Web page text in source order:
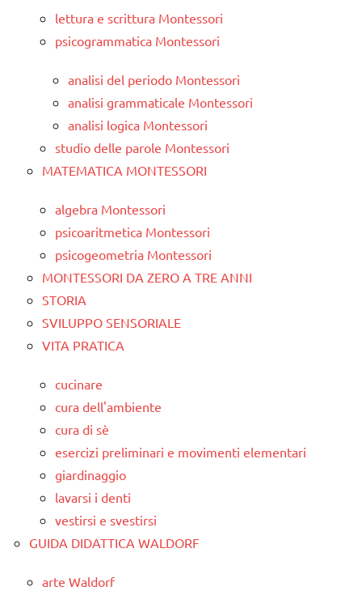
lettura e scrittura Montessori
psicogrammatica Montessori
analisi del periodo Montessori
analisi grammaticale Montessori
analisi logica Montessori
studio delle parole Montessori
MATEMATICA MONTESSORI
algebra Montessori
psicoaritmetica Montessori
psicogeometria Montessori
MONTESSORI DA ZERO A TRE ANNI
STORIA
SVILUPPO SENSORIALE
VITA PRATICA
cucinare
cura dell'ambiente
cura di sè
esercizi preliminari e movimenti elementari
giardinaggio
lavarsi i denti
vestirsi e svestirsi
GUIDA DIDATTICA WALDORF
arte Waldorf